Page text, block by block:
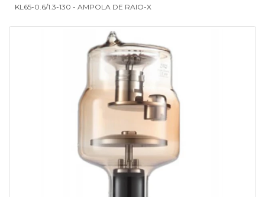
KL65-0.6/1.3-130 - AMPOLA DE RAIO-X